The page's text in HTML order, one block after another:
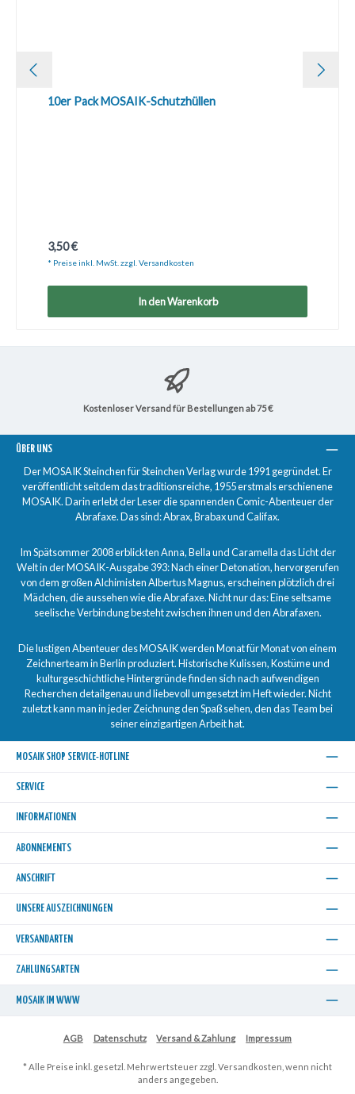
10er Pack MOSAIK-Schutzhüllen
Regulärer Preis:
3,50 €
* Preise inkl. MwSt. zzgl. Versandkosten
In den Warenkorb
Kostenloser Versand für Bestellungen ab 75 €
ÜBER UNS
Der MOSAIK Steinchen für Steinchen Verlag wurde 1991 gegründet. Er
veröffentlicht seitdem das traditionsreiche, 1955 erstmals erschienene
MOSAIK. Darin erlebt der Leser die spannenden Comic-Abenteuer der
Abrafaxe. Das sind: Abrax, Brabax und Califax.
Im Spätsommer 2008 erblickten Anna, Bella und Caramella das Licht der
Welt in der MOSAIK-Ausgabe 393: Nach einer Detonation, hervorgerufen
von dem großen Alchimisten Albertus Magnus, erscheinen plötzlich drei
Mädchen, die aussehen wie die Abrafaxe. Nicht nur das: Eine seltsame
seelische Verbindung besteht zwischen ihnen und den Abrafaxen.
Die lustigen Abenteuer des MOSAIK werden Monat für Monat von einem
Zeichnerteam in Berlin produziert. Historische Kulissen, Kostüme und
kulturgeschichtliche Hintergründe finden sich nach aufwendigen
Recherchen detailgenau und liebevoll umgesetzt im Heft wieder. Nicht
zuletzt kann man in jeder Zeichnung den Spaß sehen, den das Team bei
seiner einzigartigen Arbeit hat.
MOSAIK SHOP SERVICE-HOTLINE
SERVICE
INFORMATIONEN
ABONNEMENTS
ANSCHRIFT
UNSERE AUSZEICHNUNGEN
VERSANDARTEN
ZAHLUNGSARTEN
MOSAIK IM WWW
AGB Datenschutz Versand & Zahlung Impressum
* Alle Preise inkl. gesetzl. Mehrwertsteuer zzgl. Versandkosten , wenn nicht
anders angegeben.